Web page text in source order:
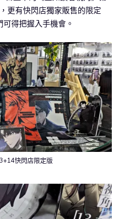
更有快閃店獨家販售的限定
得把握入手機會。
快閃店限定版